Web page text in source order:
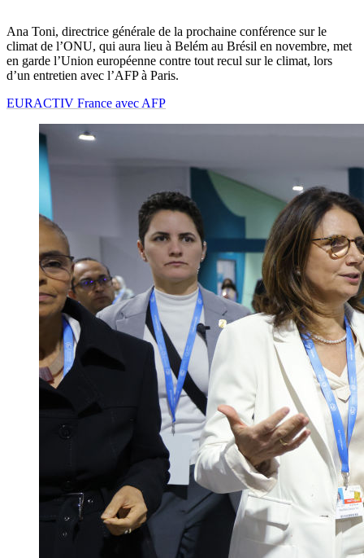
Ana Toni, directrice générale de la prochaine conférence sur le
climat de l’ONU, qui aura lieu à Belém au Brésil en novembre, met
en garde l’Union européenne contre tout recul sur le climat, lors
d’un entretien avec l’AFP à Paris.
EURACTIV France avec AFP